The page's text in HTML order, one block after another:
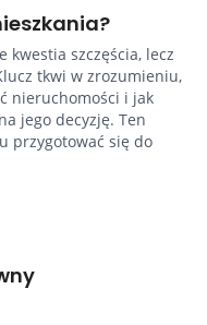
kwestia szczęścia, lecz
tkwi w zrozumieniu,
nieruchomości i jak
jego decyzję. Ten
przygotować się do